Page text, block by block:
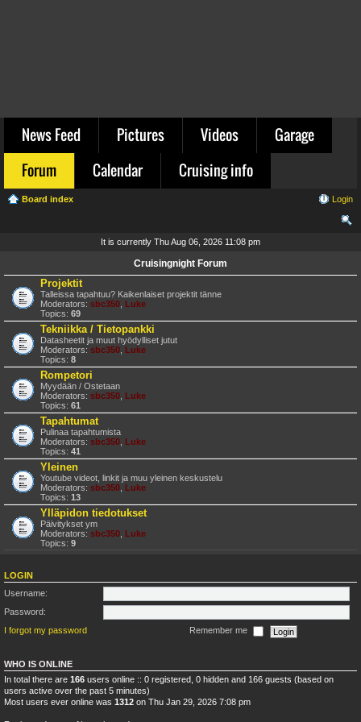
News Feed Pictures Videos
Garage
Forum
Calendar Cruising info
Board index Login
It is currently Thu Aug 06, 2026 11:08 pm
Cruisingnight Forum
Projektit
Talleissa tapahtuu? Kaikenlaiset projektit tänne
Moderators: sbc350 Luke
Topics: 69
Tekniikka / Tietopankki
Datasheetit ja muut hyödylliset jutut
Moderators: sbc350 Luke
Topics: 8
Rompetori
Myydään / Ostetaan
Moderators: sbc350 Luke
Topics: 61
Tapahtumat
Pulinaa tapahtumista
Moderators: sbc350 Luke
Topics: 41
Yleinen
Youtube videot, linkit ja muu yleinen keskustelu
Moderators: sbc350 Luke
Topics: 13
Ylläpidon tiedotukset
Päivitykset ym
Moderators: sbc350 Luke
Topics: 9
LOGIN
Username:
Password:
I forgot my password
Remember me
WHO IS ONLINE
In total there are 166 users online :: 0 registered, 0 hidden and 166 guests (based on
users active over the past 5 minutes)
Most users ever online was 1312 on Thu Jan 29, 2026 7:08 pm